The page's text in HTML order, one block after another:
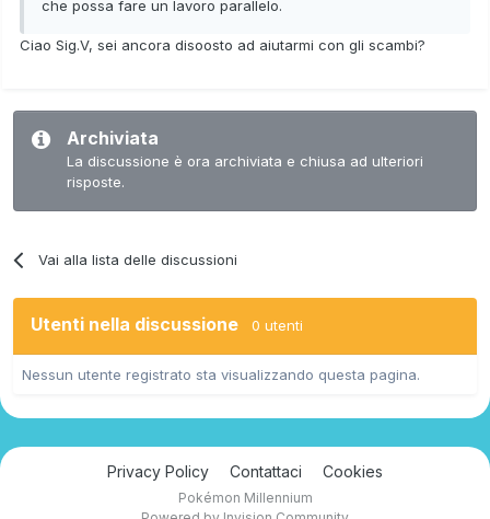
che possa fare un lavoro parallelo.
Ciao Sig.V, sei ancora disoosto ad aiutarmi con gli scambi?
Archiviata
La discussione è ora archiviata e chiusa ad ulteriori
risposte.
Vai alla lista delle discussioni
Utenti nella discussione 0 utenti
Nessun utente registrato sta visualizzando questa pagina.
Privacy Policy Contattaci Cookies
Pokémon Millennium